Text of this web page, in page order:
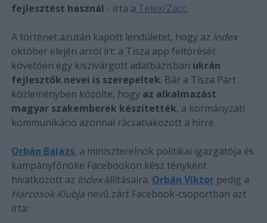
fejlesztést használ - írta a Telex/Zacc.
A történet azután kapott lendületet, hogy az Index
október elején arról írt: a Tisza app feltörését
követően egy kiszivárgott adatbázisban ukrán
fejlesztők nevei is szerepeltek. Bár a Tisza Párt
közleményben közölte, hogy az alkalmazást
magyar szakemberek készítették, a kormányzati
kommunikáció azonnal rácsatlakozott a hírre.
Orbán Balázs, a miniszterelnök politikai igazgatója és
kampányfőnöke Facebookon kész tényként
hivatkozott az Indexállításaira. Orbán Viktorpedig a
Harcosok Klubjanevű zárt Facebook-csoportban azt
írta: